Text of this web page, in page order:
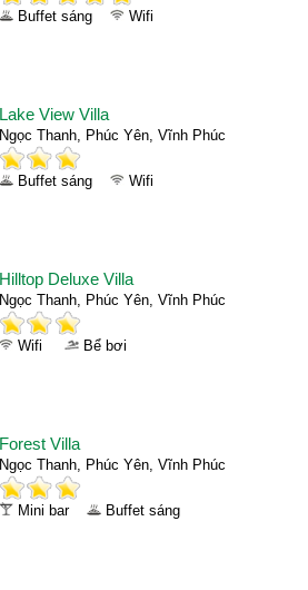
Buffet sáng Wifi
Lake View Villa
Ngọc Thanh, Phúc Yên, Vĩnh Phúc
Buffet sáng Wifi
Hilltop Deluxe Villa
Ngọc Thanh, Phúc Yên, Vĩnh Phúc
Wifi Bể bơi
Forest Villa
Ngọc Thanh, Phúc Yên, Vĩnh Phúc
Mini bar Buffet sáng